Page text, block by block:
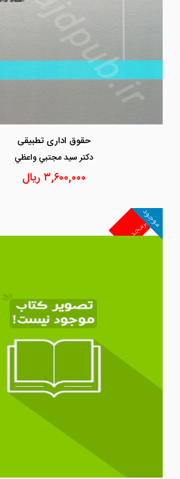
حقوق اداری تطبیقی
دكتر سيد مجتبي واعظي
۳,۶۰۰,۰۰۰ریال
غیرمجد
موجود